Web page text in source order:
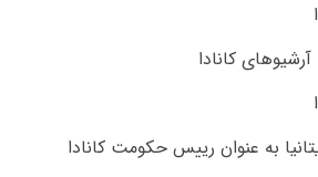
کانادا
به عنوان رییس حکومت کانادا